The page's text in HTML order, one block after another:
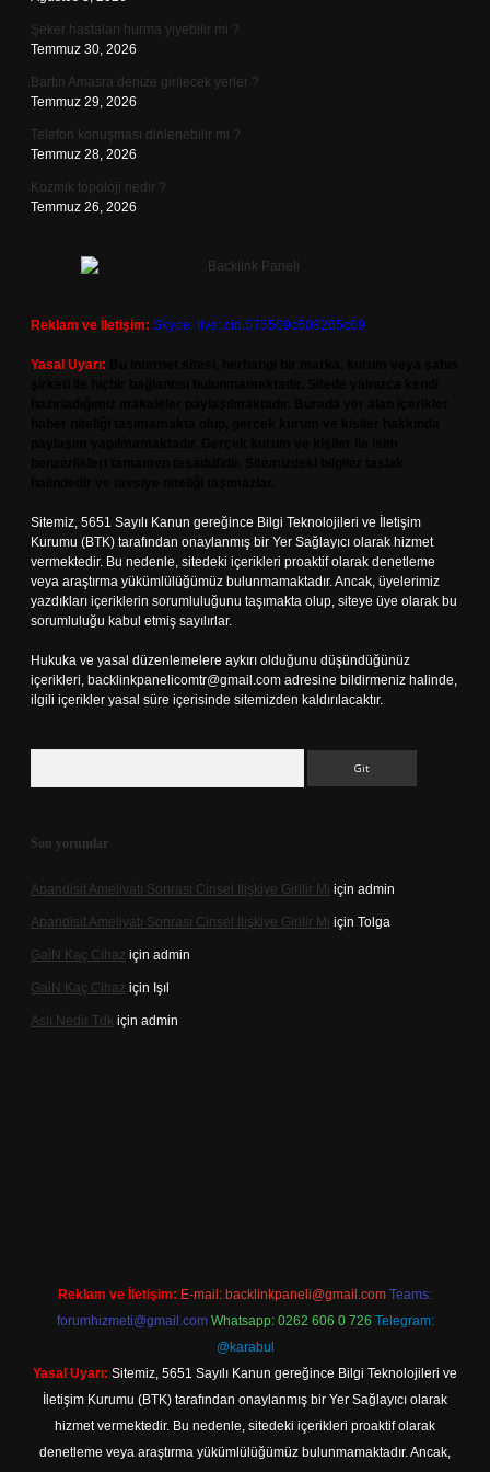
Şeker hastaları hurma yiyebilir mi ?
Temmuz 30, 2026
Bartın Amasra denize girilecek yerler ?
Temmuz 29, 2026
Telefon konuşması dinlenebilir mi ?
Temmuz 28, 2026
Kozmik topoloji nedir ?
Temmuz 26, 2026
Reklam ve İletişim: Skype: live:.cid.575569c608265c69
Yasal Uyarı:
Sitemiz, 5651 Sayılı Kanun gereğince Bilgi Teknolojileri ve İletişim
Kurumu (BTK) tarafından onaylanmış bir Yer Sağlayıcı olarak hizmet
vermektedir. Bu nedenle, sitedeki içerikleri proaktif olarak denetleme
veya araştırma yükümlülüğümüz bulunmamaktadır. Ancak, üyelerimiz
yazdıkları içeriklerin sorumluluğunu taşımakta olup, siteye üye olarak bu
sorumluluğu kabul etmiş sayılırlar.
Hukuka ve yasal düzenlemelere aykırı olduğunu düşündüğünüz
içerikleri, backlinkpanelicomtr@gmail.com adresine bildirmeniz halinde,
ilgili içerikler yasal süre içerisinde sitemizden kaldırılacaktır.
Son yorumlar
Apandisit Ameliyatı Sonrası Cinsel Ilişkiye Girilir Mi için admin
Apandisit Ameliyatı Sonrası Cinsel Ilişkiye Girilir Mi için Tolga
Gai̇N Kaç Cihaz için admin
Gai̇N Kaç Cihaz için Işıl
Aslı Nedir Tdk için admin
Reklam ve İletişim: E-mail: backlinkpaneli@gmail.com Teams:
forumhizmeti@gmail.com Whatsapp: 0262 606 0 726 Telegram:
@karabul
Yasal Uyarı: Sitemiz, 5651 Sayılı Kanun gereğince Bilgi Teknolojileri ve
İletişim Kurumu (BTK) tarafından onaylanmış bir Yer Sağlayıcı olarak
hizmet vermektedir. Bu nedenle, sitedeki içerikleri proaktif olarak
denetleme veya araştırma yükümlülüğümüz bulunmamaktadır. Ancak,